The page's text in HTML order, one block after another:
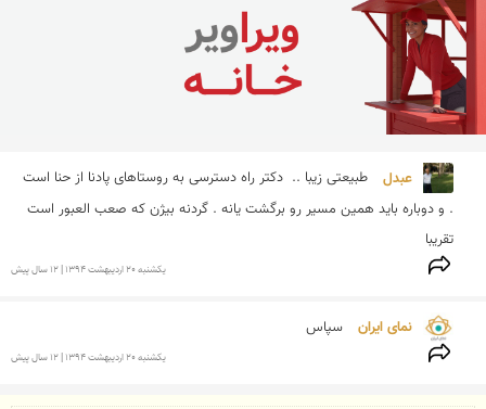
عبدل
تقریبا
يكشنبه 20 ارديبهشت 1394 | 12 سال پیش
نمای ایران سپاس
يكشنبه 20 ارديبهشت 1394 | 12 سال پیش